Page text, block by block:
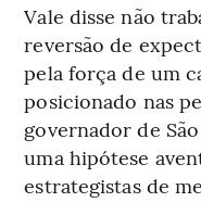
Vale disse não
reversão de
pela força de um
posicionado nas
governador de
uma hipótese
estrategistas de